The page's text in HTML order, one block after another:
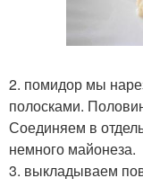
2. помидор мы
полосками.
Соединяем в
немного майонеза.
3. выкладываем